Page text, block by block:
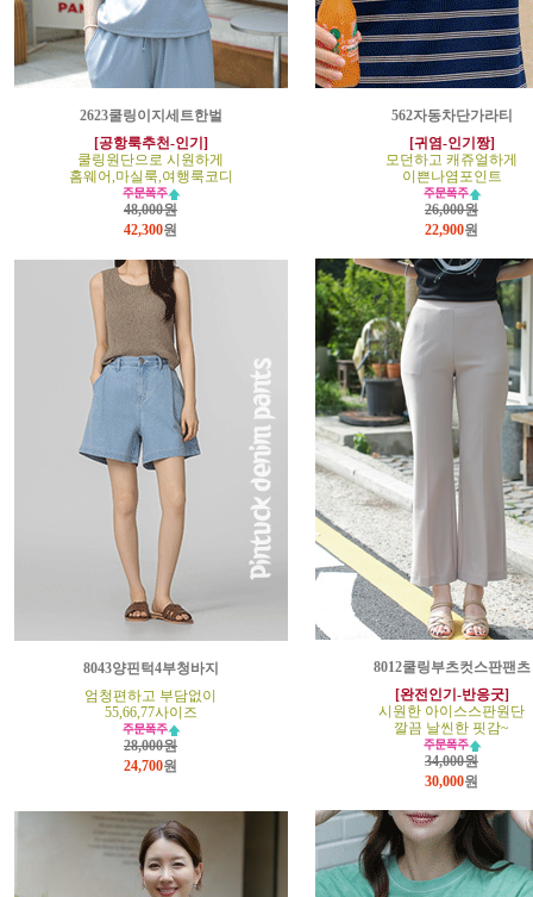
2623쿨링이지세트한벌
[공항룩추천-인기]
쿨링원단으로 시원하게
홈웨어,마실룩,여행룩코디
48,000원
42,300원
562자동차단가라티
[귀염-인기짱]
모던하고 캐쥬얼하게
이쁜나염포인트
26,000원
22,900원
8043양핀턱4부청바지
엄청편하고 부담없이
55,66,77사이즈
28,000원
24,700원
8012쿨링부츠컷스판팬츠
[완전인기-반응굿]
시원한 아이스스판원단
깔끔 날씬한 핏감~
34,000원
30,000원